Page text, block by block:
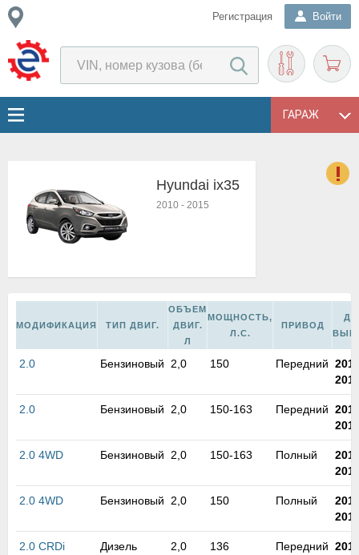
Регистрация Войти
ГАРАЖ
Hyundai ix35
2010 - 2015
МОДИФИКАЦИЯ ТИП ДВИГ.
ОБЪЕМ
ДВИГ.
Л
МОЩНОСТЬ,
Л.С.
ПРИВОД
2.0 Бензиновый 2,0 150 Передний
2.0 Бензиновый 2,0 150-163 Передний
2.0 4WD Бензиновый 2,0 150-163 Полный
2.0 4WD Бензиновый 2,0 150 Полный
2.0 CRDi Дизель 2,0 136 Передний